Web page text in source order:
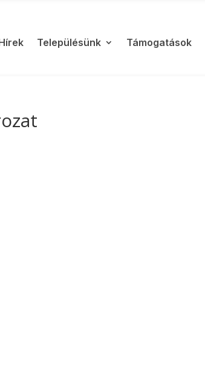
Településünk Támogatások